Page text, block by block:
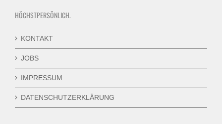
HÖCHSTPERSÖNLICH.
KONTAKT
JOBS
IMPRESSUM
DATENSCHUTZERKLÄRUNG